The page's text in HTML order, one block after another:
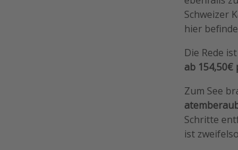
Schweizer
hier
Die Rede
ab
Zum See
Schritte
ist